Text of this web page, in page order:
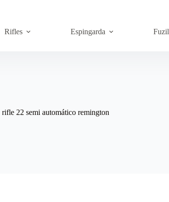
Rifles Espingarda Fuzil
rifle 22 semi automático remington